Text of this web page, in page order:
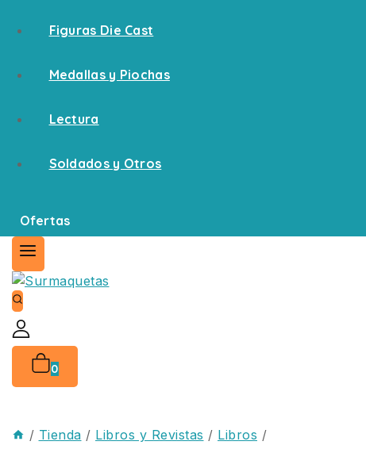
Figuras Die Cast
Medallas y Piochas
Lectura
Soldados y Otros
Ofertas
0
/ Tienda / Libros y Revistas / Libros /